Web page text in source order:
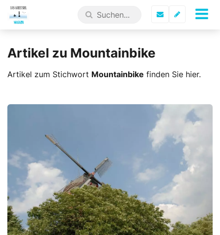
Artikel zu Mountainbike
Artikel zum Stichwort Mountainbike finden Sie hier.